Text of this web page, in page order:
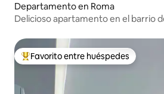
Departamento en Roma
Delicioso apartamento en el barrio
De los mejores en Favorito entre
Favorito entre huéspedes